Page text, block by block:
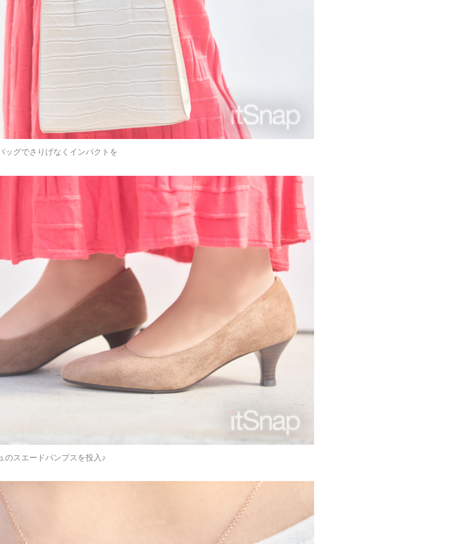
グでさりげなくインパクトを
のスエードパンプスを投入♪